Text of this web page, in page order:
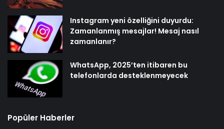
Instagram yeni özelliğini duyurdu:
Zamanlanmış mesajlar! Mesaj nasıl
zamanlanır?
WhatsApp, 2025’ten itibaren bu
telefonlarda desteklenmeyecek
Popüler Haberler